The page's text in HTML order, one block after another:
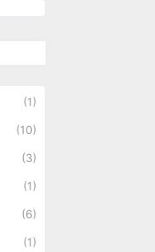
(1)
(10)
(3)
(1)
(6)
(1)